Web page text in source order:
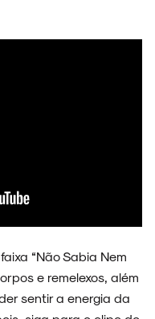
“Não Sabia Nem
e remelexos, além
sentir a energia da